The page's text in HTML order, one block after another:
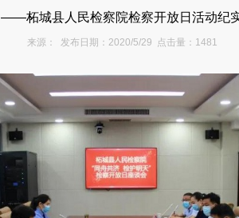
——柘城县人民检察院检察开放日活动纪
来源： 发布日期：2020/5/29 点击量：1481